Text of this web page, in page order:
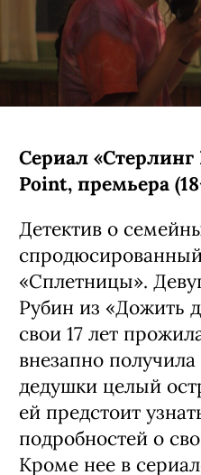
Сериал
Point, премьера
Детектив о
«Сплетницы».
Рубин из «Дожить
свои 17 лет
внезапно получила
дедушки целый
ей предстоит
подробностей о
Кроме нее в